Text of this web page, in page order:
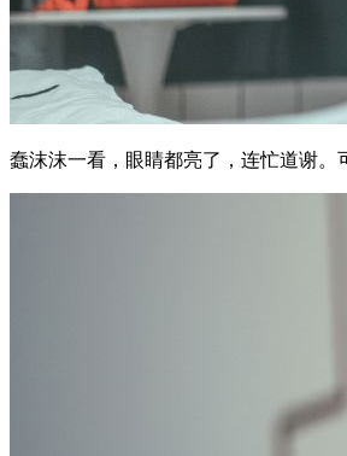
蠢沫沫一看，眼睛都亮了，连忙道谢